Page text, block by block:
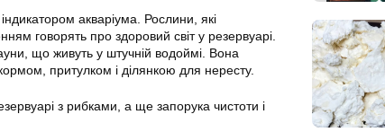
акваріума. Рослини, які
говорять про здоровий світ у резервуарі.
що живуть у штучній водоймі. Вона
притулком і ділянкою для нересту.
з рибками, а ще запорука чистоти і